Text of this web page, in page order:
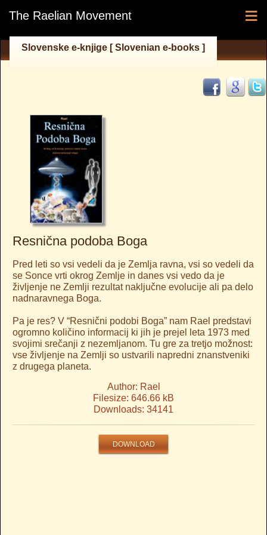
The Raelian Movement ≡
Slovenske e-knjige [ Slovenian e-books ]
Resnična podoba Boga
Pred leti so vsi vedeli da je Zemlja ravna, vsi so vedeli da
se Sonce vrti okrog Zemlje in danes vsi vedo da je
življenje ne Zemlji rezultat naključne evolucije ali pa delo
nadnaravnega Boga.
Pa je res? V “Resnični podobi Boga” nam Rael predstavi
ogromno količino informacij ki jih je prejel leta 1973 med
svojimi srečanji z nezemljanom. Tu gre za tretjo možnost:
vse življenje na Zemlji so ustvarili napredni znanstveniki
z drugega planeta.
Author: Rael
Filesize: 646.66 kB
Downloads: 34141
DOWNLOAD